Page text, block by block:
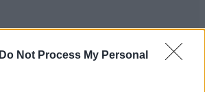
Do Not Process My Personal